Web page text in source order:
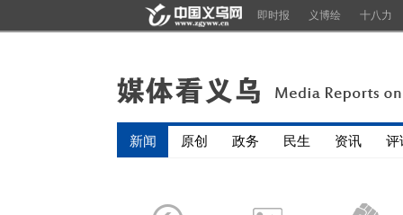
即时报 义博绘 十八力
新闻 原创 政务 民生 资讯 评